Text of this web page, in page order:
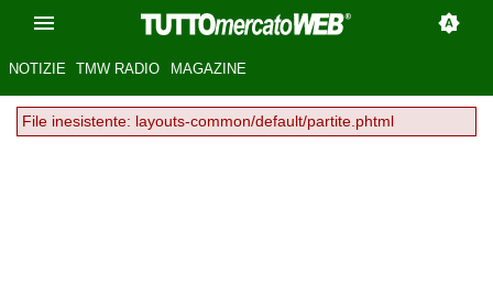
NOTIZIE TMW RADIO MAGAZINE
File inesistente: layouts-common/default/partite.phtml